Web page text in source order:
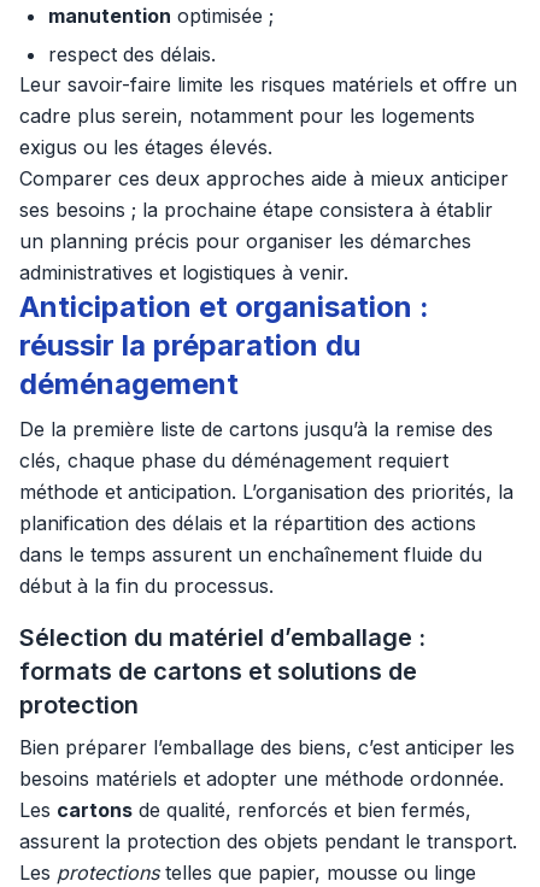
manutention optimisée ;
respect des délais.
Leur savoir-faire limite les risques matériels et offre un
cadre plus serein, notamment pour les logements
exigus ou les étages élevés.
Comparer ces deux approches aide à mieux anticiper
ses besoins ; la prochaine étape consistera à établir
un planning précis pour organiser les démarches
administratives et logistiques à venir.
Anticipation et organisation :
réussir la préparation du
déménagement
De la première liste de cartons jusqu’à la remise des
clés, chaque phase du déménagement requiert
méthode et anticipation. L’organisation des priorités, la
planification des délais et la répartition des actions
dans le temps assurent un enchaînement fluide du
début à la fin du processus.
Sélection du matériel d’emballage :
formats de cartons et solutions de
protection
Bien préparer l’emballage des biens, c’est anticiper les
besoins matériels et adopter une méthode ordonnée.
Les cartons de qualité, renforcés et bien fermés,
assurent la protection des objets pendant le transport.
Les protectionstelles que papier, mousse ou linge